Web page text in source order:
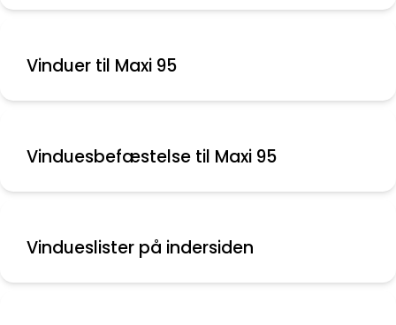
Vinduer til Maxi 95
Vinduesbefæstelse til Maxi 95
Vindueslister på indersiden